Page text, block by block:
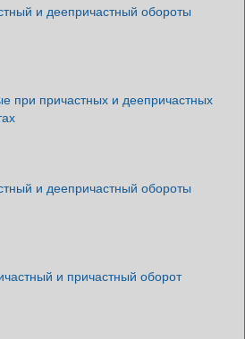
и деепричастный обороты
при причастных и деепричастных
и деепричастный обороты
и причастный оборот